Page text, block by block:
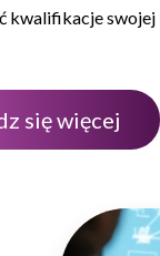
kwalifikacje
można uzyskać
się więcej